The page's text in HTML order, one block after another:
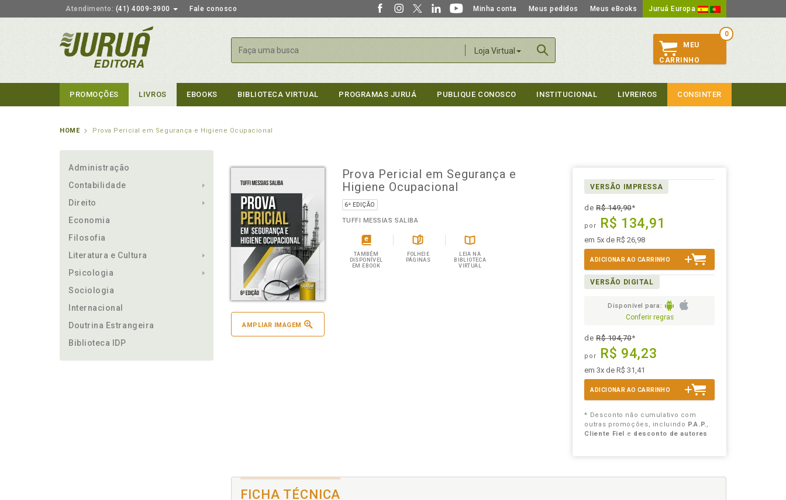
Atendimento: (41) 4009-3900 Fale conosco Minha conta Meus pedidos Meus eBooks Juruá Europa
Loja Virtual
Buscar
0
MEU
CARRINHO
PROMOÇÕES LIVROS EBOOKS BIBLIOTECA VIRTUAL PROGRAMAS JURUÁ PUBLIQUE CONOSCO INSTITUCIONAL LIVREIROS CONSINTER
HOME Prova Pericial em Segurança e Higiene Ocupacional
Administração
Contabilidade
Direito
Economia
Filosofia
Literatura e Cultura
Psicologia
Sociologia
Internacional
Doutrina Estrangeira
Biblioteca IDP
AMPLIAR IMAGEM
Prova Pericial em Segurança e
Higiene Ocupacional
6ª EDIÇÃO
TUFFI MESSIAS SALIBA
TAMBÉM
DISPONÍVEL
EM EBOOK
FOLHEIE
PÁGINAS
LEIA NA
BIBLIOTECA
VIRTUAL
VERSÃO IMPRESSA
deR$ 149,90*
por R$ 134,91
em 5x de R$ 26,98
ADICIONAR AO CARRINHO
VERSÃO DIGITAL
Disponível para:
Conferir regras
deR$ 104,70*
por R$ 94,23
em 3x de R$ 31,41
ADICIONAR AO CARRINHO
* Desconto não cumulativo com
outras promoções, incluindo P.A.P.,
Cliente Fiel
e desconto de autores
FICHA TÉCNICA